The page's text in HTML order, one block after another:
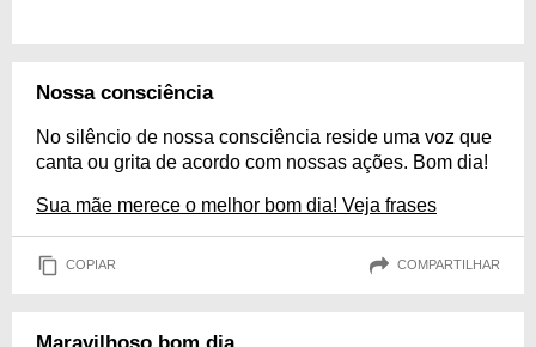
Nossa consciência
No silêncio de nossa consciência reside uma voz que
canta ou grita de acordo com nossas ações. Bom dia!
Sua mãe merece o melhor bom dia! Veja frases
COPIAR COMPARTILHAR